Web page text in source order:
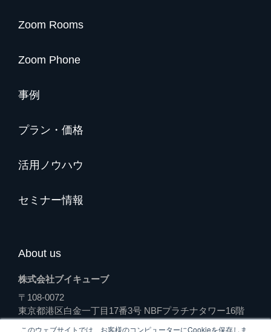
このウェブサイトでは、お客様のコンピューターにCookieを保存しま
Zoom Rooms
Zoom Phone
事例
プラン・価格
活用ノウハウ
セミナー情報
About us
株式会社ブイキューブ
〒108-0072
東京都港区白金一丁目17番3号 NBFプラチナタワー16階